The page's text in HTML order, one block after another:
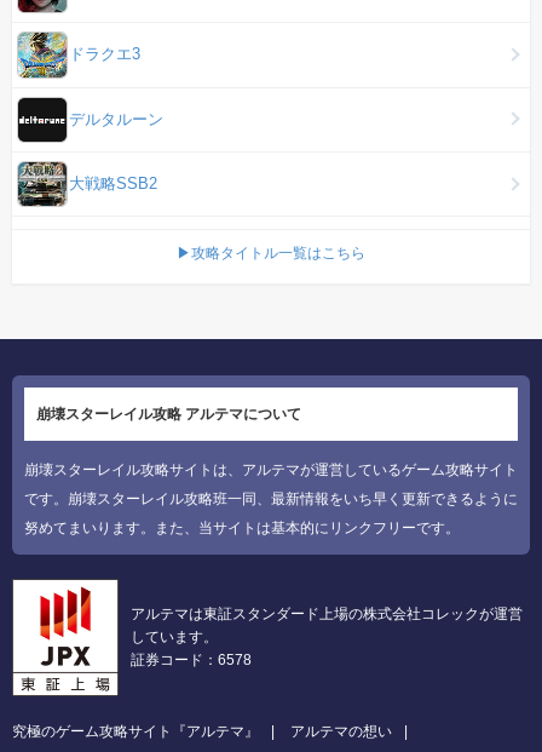
ドラクエ3
デルタルーン
大戦略SSB2
▶攻略タイトル一覧はこちら
崩壊スターレイル攻略 アルテマについて
崩壊スターレイル攻略サイトは、アルテマが運営しているゲーム攻略サイト
です。崩壊スターレイル攻略班一同、最新情報をいち早く更新できるように
努めてまいります。また、当サイトは基本的にリンクフリーです。
アルテマは東証スタンダード上場の株式会社コレックが運営
しています。
証券コード：6578
究極のゲーム攻略サイト『アルテマ』 アルテマの想い